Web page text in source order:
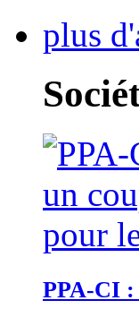
plus
PPA-CI :